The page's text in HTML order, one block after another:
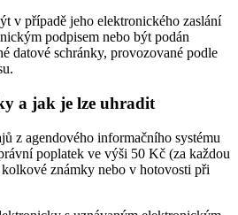
v případě jeho elektronického zaslání
podpisem nebo být podán
datové schránky, provozované podle
a jak je lze uhradit
z agendového informačního systému
poplatek ve výši 50 Kč (za každou
známky nebo v hotovosti při